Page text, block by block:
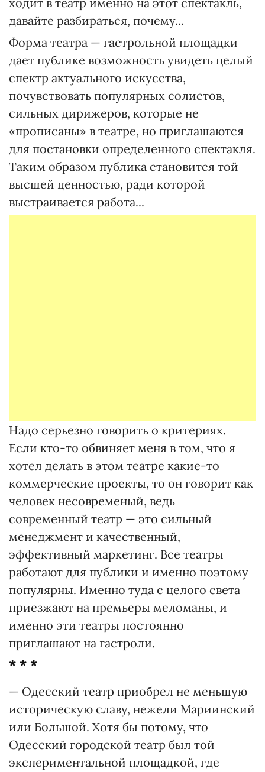
давайте разбираться, почему...
Форма театра — гастрольной площадки
дает публике возможность увидеть целый
спектр актуального искусства,
почувствовать популярных солистов,
сильных дирижеров, которые не
«прописаны» в театре, но приглашаются
для постановки определенного спектакля.
Таким образом публика становится той
высшей ценностью, ради которой
выстраивается работа...
Надо серьезно говорить о критериях.
Если кто-то обвиняет меня в том, что я
хотел делать в этом театре какие-то
коммерческие проекты, то он говорит как
человек несовременый, ведь
современный театр — это сильный
менеджмент и качественный,
эффективный маркетинг. Все театры
работают для публики и именно поэтому
популярны. Именно туда с целого света
приезжают на премьеры меломаны, и
именно эти театры постоянно
приглашают на гастроли.
* * *
— Одесский театр приобрел не меньшую
историческую славу, нежели Мариинский
или Большой. Хотя бы потому, что
Одесский городской театр был той
экспериментальной площадкой, где